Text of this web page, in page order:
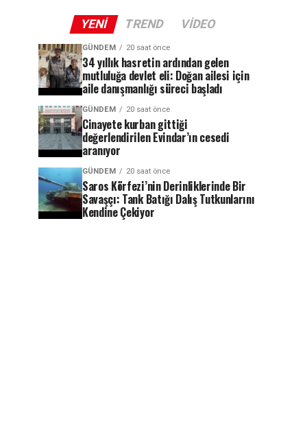
YENI TREND VIDEO
GÜNDEM 20 saat önce
34 yıllık hasretin ardından gelen
mutluluğa devlet eli: Doğan ailesi için
aile danışmanlığı süreci başladı
GÜNDEM 20 saat önce
Cinayete kurban gittiği
değerlendirilen Evindar’ın cesedi
aranıyor
GÜNDEM 20 saat önce
Saros Körfezi’nin Derinliklerinde Bir
Savaşçı: Tank Batığı Dalış Tutkunlarını
Kendine Çekiyor